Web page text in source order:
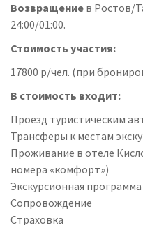
Возвращение в Ростов/
24:00/01:00.
Стоимость участия:
17800 р/чел. (при
В стоимость входит:
Проезд туристическим
Трансферы к местам
Проживание в отеле
номера «комфорт»)
Экскурсионная программа
Сопровождение
Страховка